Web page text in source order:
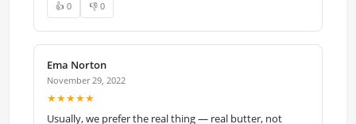
👍 0 👎 0
Ema Norton
November 29, 2022
★★★★★
Usually, we prefer the real thing — real butter, not